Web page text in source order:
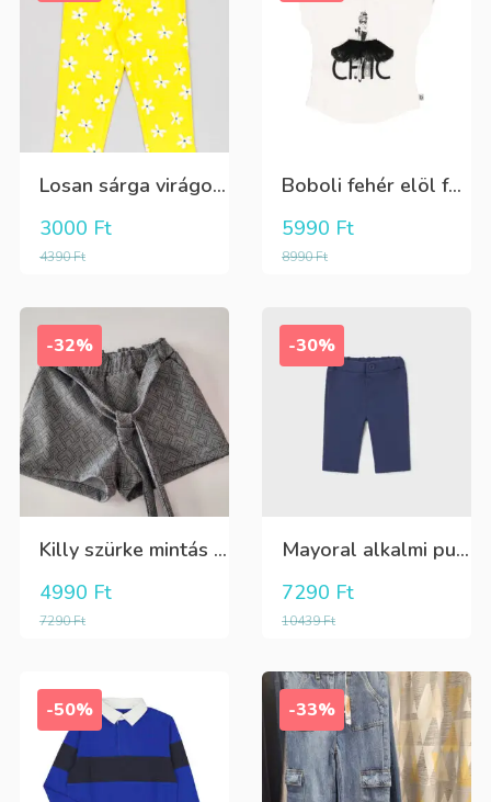
Losan sárga virágos 3/4-es leggings
4390Ft
3000 Ft
Boboli fehér elöl fekete tüll+gyöngyös csini póló
8990Ft
5990 Ft
-32%
Killy szürke mintás rövidnadrág
7290Ft
4990 Ft
-30%
Mayoral alkalmi puha kék élre vasalt nadrág, behúzható derékrésszel
10439Ft
7290 Ft
-50% -33%